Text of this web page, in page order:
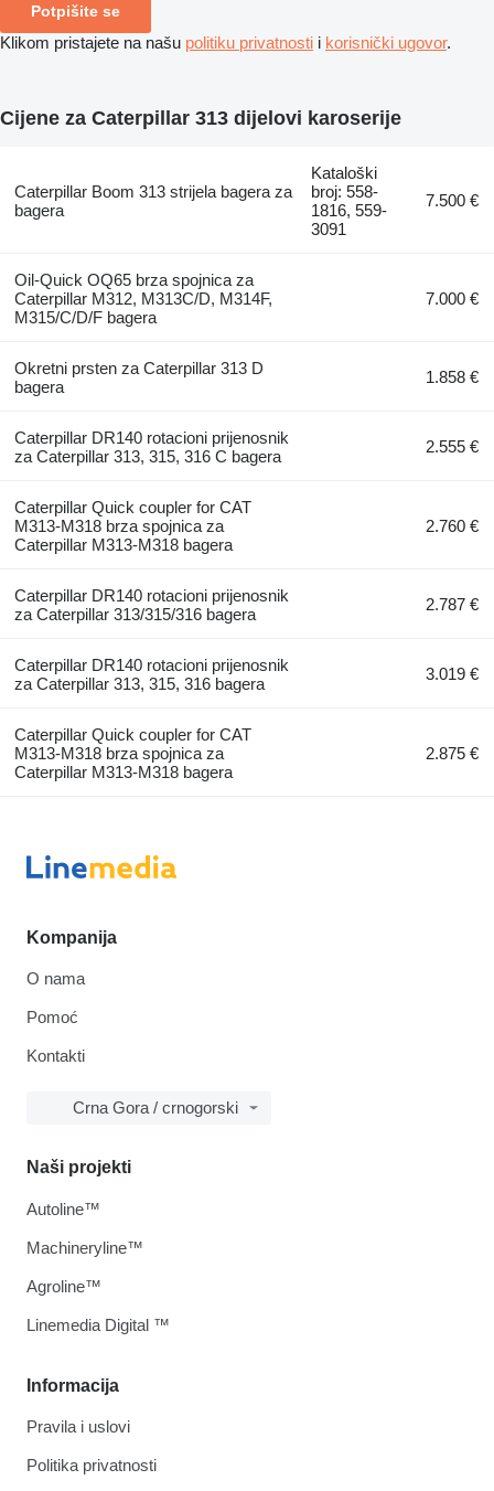
Potpišite se
Klikom pristajete na našu politiku privatnosti i korisnički ugovor.
Cijene za Caterpillar 313 dijelovi karoserije
Caterpillar Boom 313 strijela bagera za
bagera
Kataloški
broj: 558-
1816, 559-
3091
7.500 €
Oil-Quick OQ65 brza spojnica za
Caterpillar M312, M313C/D, M314F,
M315/C/D/F bagera
7.000 €
Okretni prsten za Caterpillar 313 D
bagera
1.858 €
Caterpillar DR140 rotacioni prijenosnik
za Caterpillar 313, 315, 316 C bagera
2.555 €
Caterpillar Quick coupler for CAT
M313-M318 brza spojnica za
Caterpillar M313-M318 bagera
2.760 €
Caterpillar DR140 rotacioni prijenosnik
za Caterpillar 313/315/316 bagera
2.787 €
Caterpillar DR140 rotacioni prijenosnik
za Caterpillar 313, 315, 316 bagera
3.019 €
Caterpillar Quick coupler for CAT
M313-M318 brza spojnica za
Caterpillar M313-M318 bagera
2.875 €
Kompanija
O nama
Pomoć
Kontakti
Crna Gora / crnogorski
Informacija
Pravila i uslovi
Politika privatnosti
Naši projekti
Autoline™
Machineryline™
Agroline™
Linemedia Digital ™